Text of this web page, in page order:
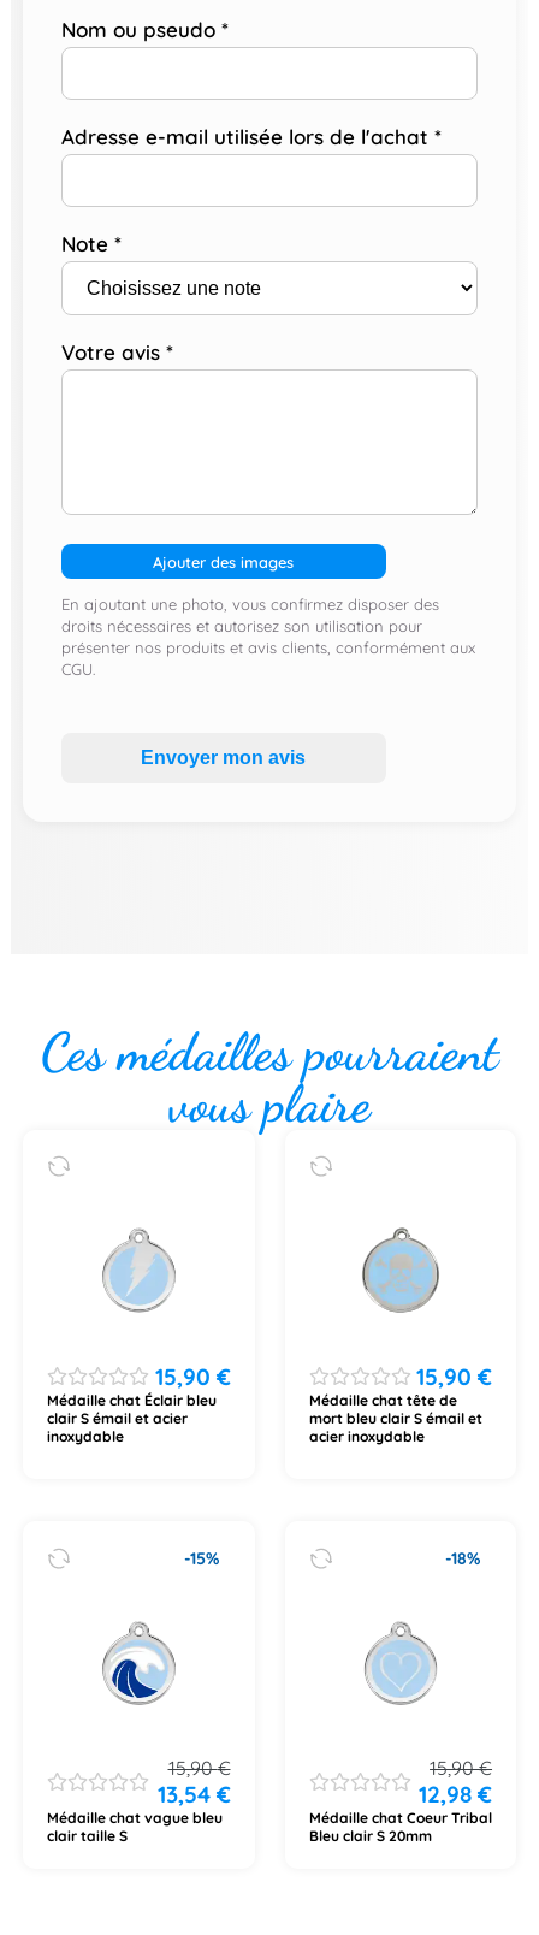
Nom ou pseudo *
Adresse e-mail utilisée lors de l'achat *
Note *
Votre avis *
Ajouter des images
En ajoutant une photo, vous confirmez disposer des
droits nécessaires et autorisez son utilisation pour
présenter nos produits et avis clients, conformément aux
CGU.
Envoyer mon avis
Ces médailles pourraient
vous plaire
15,90 €
Médaille chat Éclair bleu
clair S émail et acier
inoxydable
15,90€
Médaille chat tête de
mort bleu clair S émail et
acier inoxydable
-15%
15,90€
13,54 €
Médaille chat vague bleu
clair taille S
-18%
15,90€
12,98€
Médaille chat Coeur Tribal
Bleu clair S 20mm